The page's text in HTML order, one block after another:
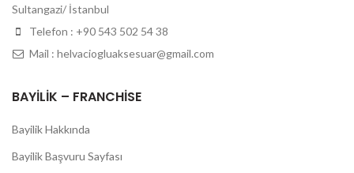
Sultangazi/ İstanbul
Telefon : +90 543 502 54 38
Mail : helvaciogluaksesuar@gmail.com
BAYILIK – FRANCHISE
Bayilik Hakkında
Bayilik Başvuru Sayfası